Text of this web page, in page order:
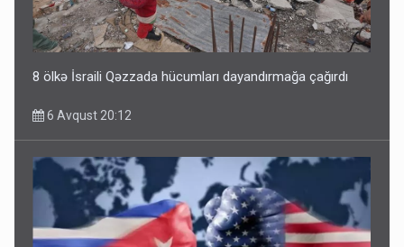
8 ölkə İsraili Qəzzada hücumları dayandırmağa çağırdı
6 Avqust 20:12